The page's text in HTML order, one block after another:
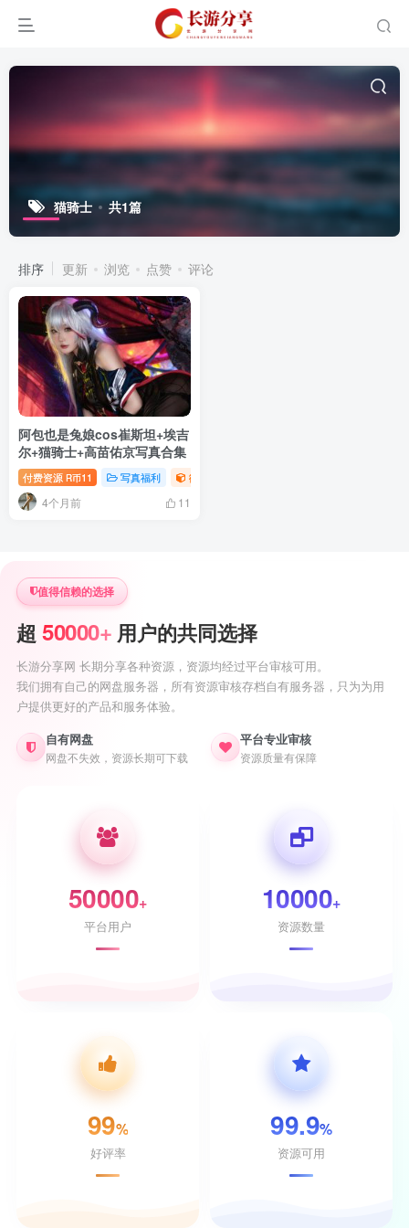
猫骑士 共1篇
排序 更新 浏览 点赞 评论
阿包也是兔娘cos崔斯坦+埃吉
尔+猫骑士+高苗佑京写真合集
付费资源 R币11 写真福利 御姐写真照片专题
4个月前 11
值得信赖的选择
超50000+ 用户的共同选择
长游分享网 长期分享各种资源，资源均经过平台审核可用。
我们拥有自己的网盘服务器，所有资源审核存档自有服务器，只为为用
户提供更好的产品和服务体验。
自有网盘
网盘不失效，资源长期可下载
平台专业审核
资源质量有保障
50000+
平台用户
10000+
资源数量
99%
好评率
99.9%
资源可用